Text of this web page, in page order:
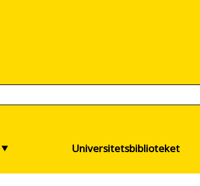
Universitetsbiblioteket